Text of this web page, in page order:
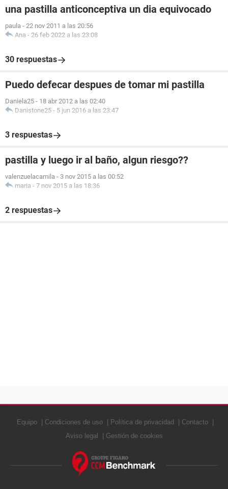
una pastilla anticonceptiva un dia equivocado
paula - 22 nov 2011 a las 20:56
Ana - 26 feb 2022 a las 23:08
30 respuestas
Puedo defecar despues de tomar mi pastilla
Daniela25 - 18 abr 2012 a las 02:40
Danistone25 - 5 jun 2016 a las 23:47
3 respuestas
pastilla y luego ir al baño, algun riesgo??
valenzuelacamila - 3 nov 2015 a las 00:52
maria - 7 nov 2015 a las 18:36
2 respuestas
Equipo Condiciones de uso Política de privacidad
Contacto
Aviso legal
Gestión de cookies